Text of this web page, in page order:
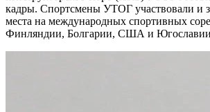
кадры. Спортсмены УТОГ участвовали и
места на международных спортивных
Финляндии, Болгарии, США и